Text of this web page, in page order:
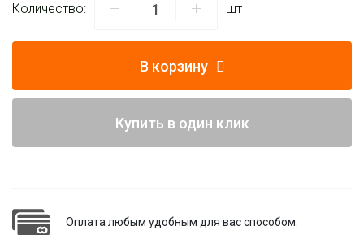
Количество: шт
В корзину
Купить в один клик
Оплата любым удобным для вас способом.